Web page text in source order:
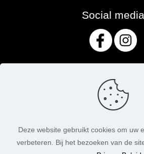
Social media
Deze website gebruikt cookies om uw
verbeteren. Bij het bezoeken van de